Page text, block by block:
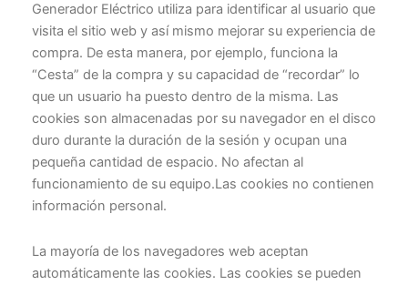
Generador Eléctrico utiliza para identificar al usuario que
visita el sitio web y así mismo mejorar su experiencia de
compra. De esta manera, por ejemplo, funciona la
“Cesta” de la compra y su capacidad de “recordar” lo
que un usuario ha puesto dentro de la misma. Las
cookies son almacenadas por su navegador en el disco
duro durante la duración de la sesión y ocupan una
pequeña cantidad de espacio. No afectan al
funcionamiento de su equipo.Las cookies no contienen
información personal.
La mayoría de los navegadores web aceptan
automáticamente las cookies. Las cookies se pueden